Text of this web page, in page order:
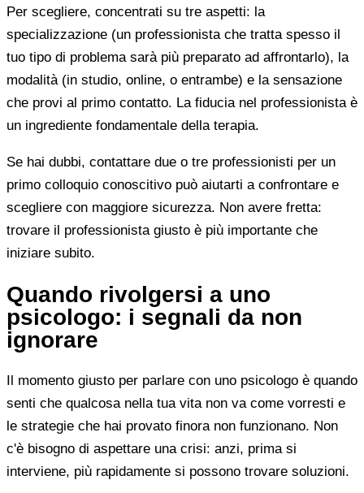
Per scegliere, concentrati su tre aspetti: la
specializzazione (un professionista che tratta spesso il
tuo tipo di problema sarà più preparato ad affrontarlo), la
modalità (in studio, online, o entrambe) e la sensazione
che provi al primo contatto. La fiducia nel professionista è
un ingrediente fondamentale della terapia.
Se hai dubbi, contattare due o tre professionisti per un
primo colloquio conoscitivo può aiutarti a confrontare e
scegliere con maggiore sicurezza. Non avere fretta:
trovare il professionista giusto è più importante che
iniziare subito.
Quando rivolgersi a uno
psicologo: i segnali da non
ignorare
Il momento giusto per parlare con uno psicologo è quando
senti che qualcosa nella tua vita non va come vorresti e
le strategie che hai provato finora non funzionano. Non
c'è bisogno di aspettare una crisi: anzi, prima si
interviene, più rapidamente si possono trovare soluzioni.